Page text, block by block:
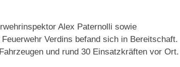
Alex Paternolli sowie
Verdins befand sich in Bereitschaft.
und rund 30 Einsatzkräften vor Ort.